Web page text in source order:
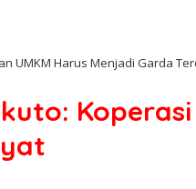
UMKM Harus Menjadi Garda